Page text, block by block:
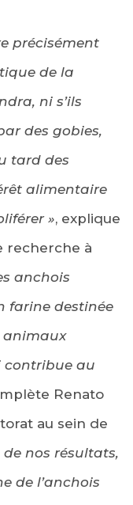
précisément
de la
ni s’ils
des gobies,
tard des
alimentaire
», explique
recherche à
anchois
farine destinée
animaux
contribue au
Renato
au sein de
nos résultats,
de l’anchois